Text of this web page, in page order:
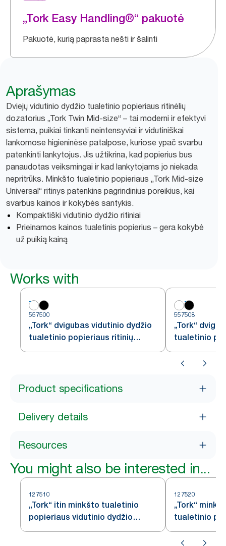
„Tork Easy Handling®“ pakuotė
Pakuotė, kurią paprasta nešti ir šalinti
Aprašymas
Dviejų vidutinio dydžio tualetinio popieriaus ritinėlių
dozatorius „Tork Twin Mid-size“ – tai moderni ir efektyvi
sistema, puikiai tinkanti neintensyviai ir vidutiniškai
lankomose higieninėse patalpose, kuriose ypač svarbu
patenkinti lankytojus. Jis užtikrina, kad popierius bus
panaudotas veiksmingai ir kad lankytojams jo niekada
nepritrūks. Minkšto tualetinio popieriaus „Tork Mid-size
Universal“ ritinys patenkins pagrindinius poreikius, kai
svarbus kainos ir kokybės santykis.
Kompaktiški vidutinio dydžio ritiniai
Prieinamos kainos tualetinis popierius – gera kokybė
už puikią kainą
Works with
557500
„Tork“ dvigubas vidutinio dydžio
tualetinio popieriaus ritinių
dozatorius, baltas, T6
557508
„Tork“
tualetinio
dozatorius,
Product specifications
Delivery details
Resources
You might also be interested in...
127510
„Tork“ itin minkšto tualetinio
popieriaus vidutinio dydžio
ritinėlis, baltas, T6
127520
„Tork“
tualetinio
baltas, T6